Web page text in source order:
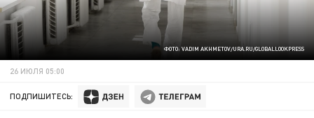
ФОТО: VADIM AKHMETOV/URA.RU/GLOBALLOOKPRESS
26 ИЮЛЯ 05:00
ПОДПИШИТЕСЬ: